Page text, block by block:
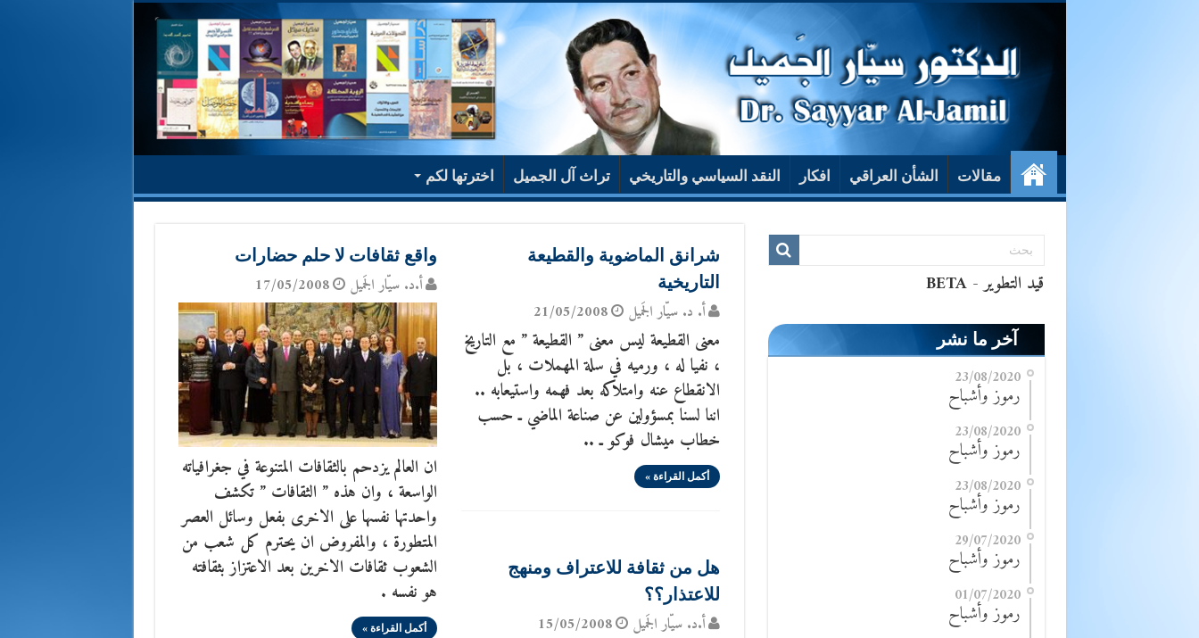
مقالات الشأن العراقي افكار النقد السياسي والتاريخي تراث آل الجميل اخترتها لكم
شرانق الماضوية والقطيعة
التاريخية
أ. د. سيّار الجَميل 21/05/2008
معنى القطيعة ليس معنى ” القطيعة ” مع التاريخ
، نفيا له ، ورميه في سلة المهملات ، بل
الانقطاع عنه وامتلاكه بعد فهمه واستيعابه ..
اننا لسنا بمسؤولين عن صناعة الماضي ـ حسب
خطاب ميشال فوكو ـ ..
أكمل القراءة »
واقع ثقافات لا حلم حضارات
أ.د. سيّار الجَميل 17/05/2008
ان العالم يزدحم بالثقافات المتنوعة في جغرافياته
الواسعة ، وان هذه ” الثقافات ” تكشف
واحدتها نفسها على الاخرى بفعل وسائل العصر
المتطورة ، والمفروض ان يحترم كل شعب من
الشعوب ثقافات الاخرين بعد الاعتزاز بثقافته
هو نفسه .
أكمل القراءة »
هل من ثقافة للاعتراف ومنهج
للاعتذار؟؟
أ.د. سيّار الجَميل 15/05/2008
آخر ما نشر
23/08/2020
رموز وأشباح
23/08/2020
رموز وأشباح
23/08/2020
رموز وأشباح
29/07/2020
رموز وأشباح
01/07/2020
رموز وأشباح